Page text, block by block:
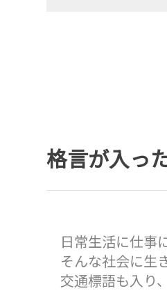
格言が入っ
日常生活に仕事
そんな社会に生
交通標語も入り